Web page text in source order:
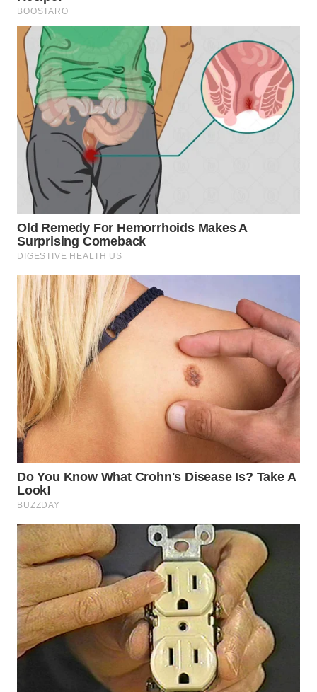
WN
CIREBON
WN
INDRAMAYU
WN
KUNINGAN
WN
MAJALENGKA
WN
SUBANG
WN
SUKABUMI
WN
PURWAKARTA
WN
PRIANGAN
TIMUR
WN
SEMARANG
SOLO
WN
BOROBUDUR
WN
MADURA